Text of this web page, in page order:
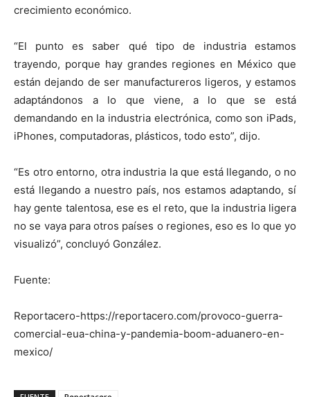
crecimiento económico.
“El punto es saber qué tipo de industria estamos
trayendo, porque hay grandes regiones en México que
están dejando de ser manufactureros ligeros, y estamos
adaptándonos a lo que viene, a lo que se está
demandando en la industria electrónica, como son iPads,
iPhones, computadoras, plásticos, todo esto”, dijo.
“Es otro entorno, otra industria la que está llegando, o no
está llegando a nuestro país, nos estamos adaptando, sí
hay gente talentosa, ese es el reto, que la industria ligera
no se vaya para otros países o regiones, eso es lo que yo
visualizó”, concluyó González.
Fuente:
Reportacero-https://reportacero.com/provoco-guerra-
comercial-eua-china-y-pandemia-boom-aduanero-en-
mexico/